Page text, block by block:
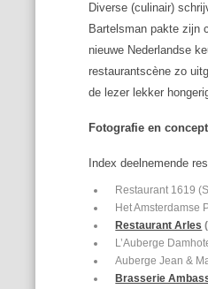
Diverse (culinair)
Bartelsman pakte zijn
nieuwe Nederlandse
restaurantscène zo
de lezer lekker
Fotografie en concept
Index deelnemende
Restaurant 1619
Het Amsterdamse
Restaurant Arles
L’Auberge
Auberge Jean &
Brasserie